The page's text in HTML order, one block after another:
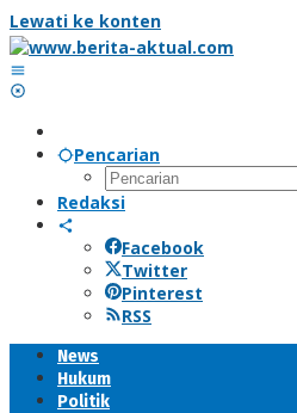
Lewati ke konten
Pencarian
Redaksi
Facebook
Twitter
Pinterest
RSS
News
Hukum
Politik